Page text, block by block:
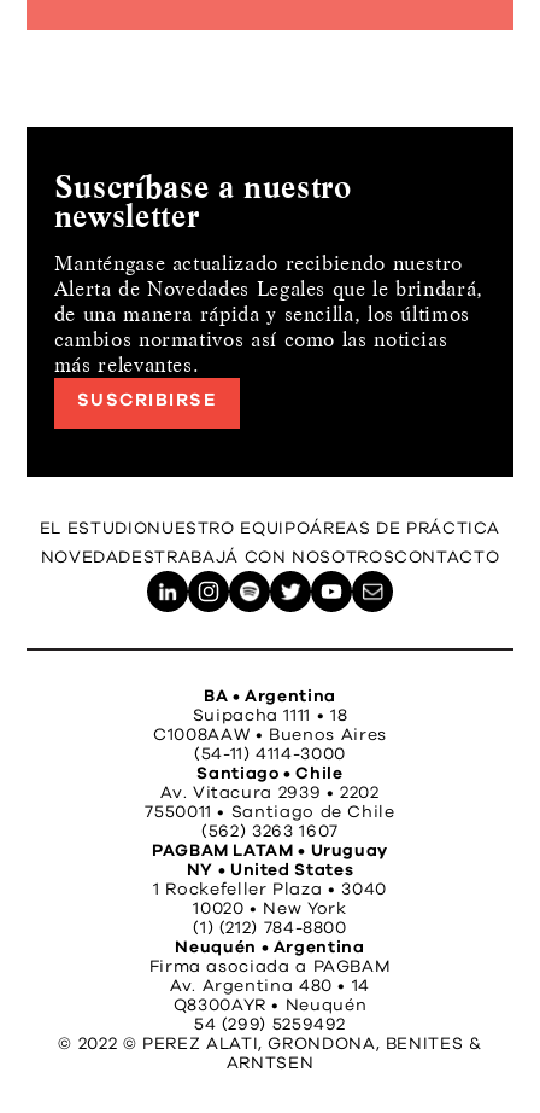
Suscríbase a nuestro
newsletter
Manténgase actualizado recibiendo nuestro
Alerta de Novedades Legales que le brindará,
de una manera rápida y sencilla, los últimos
cambios normativos así como las noticias
más relevantes.
SUSCRIBIRSE
EL ESTUDIONUESTRO EQUIPOÁREAS DE PRÁCTICA
NOVEDADESTRABAJÁ CON NOSOTROSCONTACTO
BA • Argentina
Suipacha 1111 • 18
C1008AAW • Buenos Aires
(54-11) 4114-3000
Santiago • Chile
Av. Vitacura 2939 • 2202
7550011 • Santiago de Chile
(562) 3263 1607
PAGBAM LATAM • Uruguay
NY • United States
1 Rockefeller Plaza • 3040
10020 • New York
(1) (212) 784-8800
Neuquén • Argentina
Firma asociada a PAGBAM
Av. Argentina 480 • 14
Q8300AYR • Neuquén
54 (299) 5259492
© 2022 © PEREZ ALATI, GRONDONA, BENITES &
ARNTSEN